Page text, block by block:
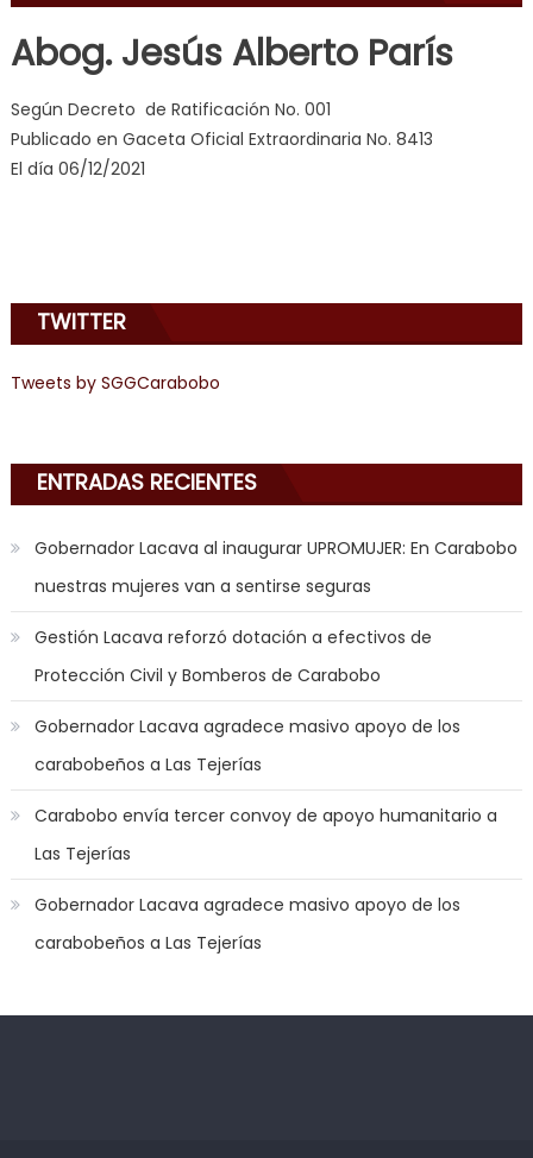
Abog. Jesús Alberto París
Según Decreto de Ratificación No. 001
Publicado en Gaceta Oficial Extraordinaria No. 8413
El día 06/12/2021
TWITTER
Tweets by SGGCarabobo
ENTRADAS RECIENTES
Gobernador Lacava al inaugurar UPROMUJER: En Carabobo
nuestras mujeres van a sentirse seguras
Gestión Lacava reforzó dotación a efectivos de
Protección Civil y Bomberos de Carabobo
Gobernador Lacava agradece masivo apoyo de los
carabobeños a Las Tejerías
Carabobo envía tercer convoy de apoyo humanitario a
Las Tejerías
Gobernador Lacava agradece masivo apoyo de los
carabobeños a Las Tejerías